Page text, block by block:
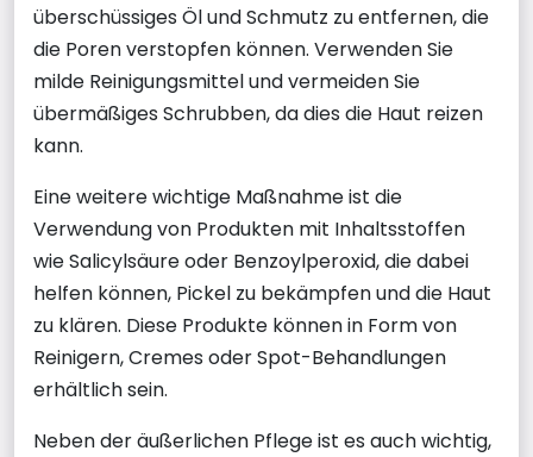
überschüssiges Öl und Schmutz zu entfernen, die
die Poren verstopfen können. Verwenden Sie
milde Reinigungsmittel und vermeiden Sie
übermäßiges Schrubben, da dies die Haut reizen
kann.
Eine weitere wichtige Maßnahme ist die
Verwendung von Produkten mit Inhaltsstoffen
wie Salicylsäure oder Benzoylperoxid, die dabei
helfen können, Pickel zu bekämpfen und die Haut
zu klären. Diese Produkte können in Form von
Reinigern, Cremes oder Spot-Behandlungen
erhältlich sein.
Neben der äußerlichen Pflege ist es auch wichtig,